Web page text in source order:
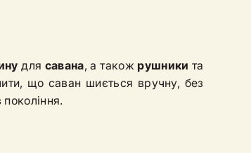
для савана, а також рушники та
що саван шиється вручну, без